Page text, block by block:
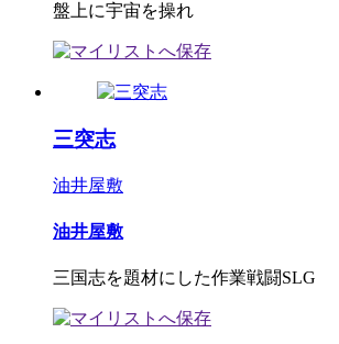
盤上に宇宙を操れ
三突志
油井屋敷
油井屋敷
三国志を題材にした作業戦闘SLG